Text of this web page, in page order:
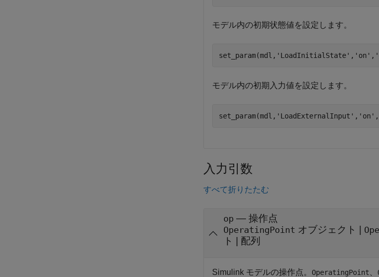
モデル内の初期状態値を設定します。
set_param(mdl, 'LoadInitialState' , 'on' ,
モデル内の初期入力値を設定します。
set_param(mdl, 'LoadExternalInput' , 'on' ,
入力引数
すべて折りたたむ
op — 操作点
OperatingPoint オブジェクト
ト
配列
Simulink モデルの操作点。 OperatingPoint